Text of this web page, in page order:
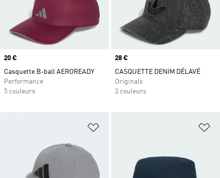
Prix
20 €
Casquette B-ball AEROREADY
Performance
5 couleurs
Prix
28 €
CASQUETTE DENIM DÉLAVÉ
Originals
2 couleurs
Ajouter à la Liste de produits